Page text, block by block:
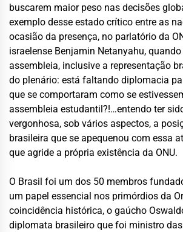
buscarem maior peso nas decisões
exemplo desse estado crítico entre as
ocasião da presença, no parlatório da
israelense Benjamin Netanyahu,
assembleia, inclusive a representação
do plenário: está faltando diplomacia
que se comportaram como se
assembleia estudantil?!…entendo ter
vergonhosa, sob vários aspectos, a
brasileira que se apequenou com essa
que agride a própria existência da ONU.
O Brasil foi um dos 50 membros
um papel essencial nos primórdios da
coincidência histórica, o gaúcho
diplomata brasileiro que foi ministro